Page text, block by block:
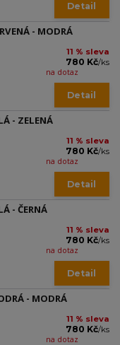
Detail
- MODRÁ
11 % sleva
780 Kč/ks
na dotaz
Detail
- ZELENÁ
11 % sleva
780 Kč/ks
na dotaz
Detail
- ČERNÁ
11 % sleva
780 Kč/ks
na dotaz
Detail
- MODRÁ
11 % sleva
780 Kč/ks
na dotaz